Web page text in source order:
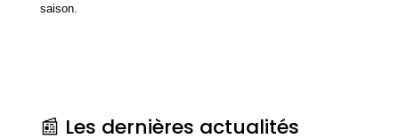
saison.
📰 Les dernières actualités